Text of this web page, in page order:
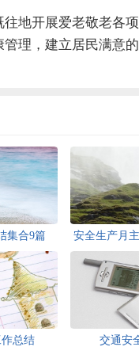
往地开展爱老敬老各
理，建立居民满意
集合9篇 安全生产月
总结 交通安